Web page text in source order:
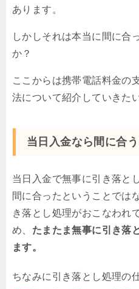
あります。
しかしそれは本当に間に合
か？
ここからは携帯電話料金の
法について紹介していきた
当日入金なら間に合
当日入金で無事に引き落と
間に合ったということでは
き落とし処理がおこなわれ
め、 たまたま無事に引き落
ます。
ちなみに引き落とし処理の